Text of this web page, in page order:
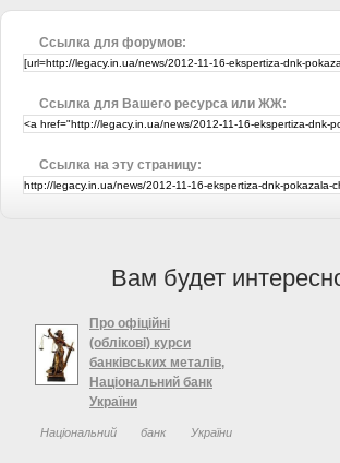
Ссылка для форумов:
Ссылка для Вашего ресурса или ЖЖ:
Ссылка на эту страницу:
Вам будет
Про офіційні
(облікові) курси
банківських металів,
Національний банк
України
Національний банк України